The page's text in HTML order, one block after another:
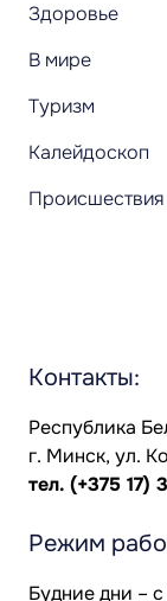
Здоровье
В мире
Туризм
Калейдоскоп
Происшествия
Контакты:
Республика
г. Минск, ул.
тел. (+375 17)
Режим
Будние дни –